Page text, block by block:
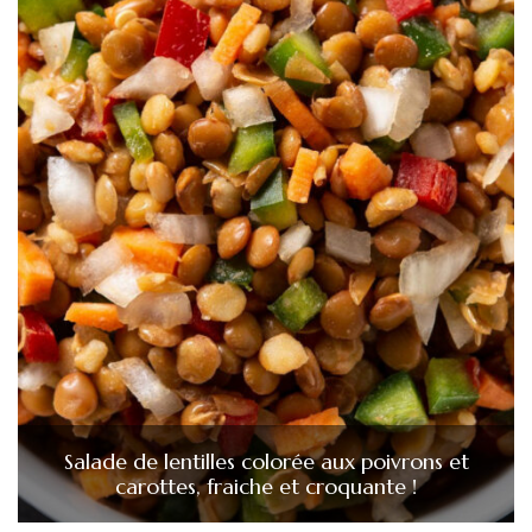
Salade de lentilles colorée aux poivrons et
carottes, fraiche et croquante !